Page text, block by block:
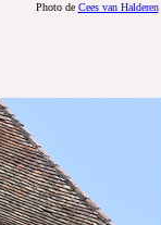
Photo de Cees van Halderen